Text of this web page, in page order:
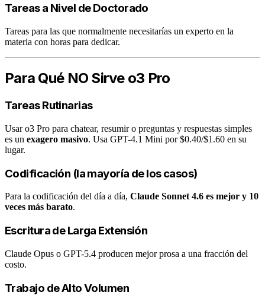
Tareas a Nivel de Doctorado
Tareas para las que normalmente necesitarías un experto en la
materia con horas para dedicar.
Para Qué NO Sirve o3 Pro
Tareas Rutinarias
Usar o3 Pro para chatear, resumir o preguntas y respuestas simples
es un exagero masivo. Usa GPT-4.1 Mini por $0.40/$1.60 en su
lugar.
Codificación (la mayoría de los casos)
Para la codificación del día a día, Claude Sonnet 4.6 es mejor y 10
veces más barato.
Escritura de Larga Extensión
Claude Opus o GPT-5.4 producen mejor prosa a una fracción del
costo.
Trabajo de Alto Volumen